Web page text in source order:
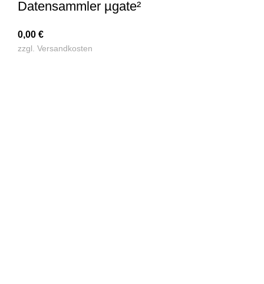
Datensammler µgate²
0,00 €
zzgl. Versandkosten